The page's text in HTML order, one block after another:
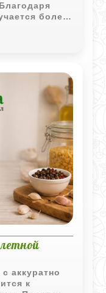
более
аккуратно
к